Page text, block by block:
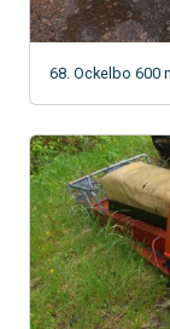
68. Ockelbo 600